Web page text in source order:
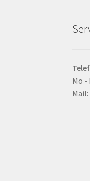
Mo -
Mail: